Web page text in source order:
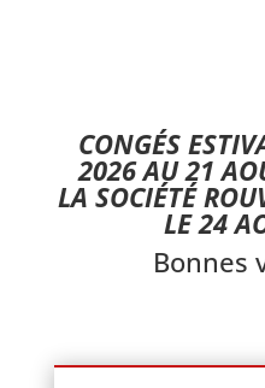
CONGÉS
2026 AU 21
LA SOCIÉTÉ
LE 24
Bonnes